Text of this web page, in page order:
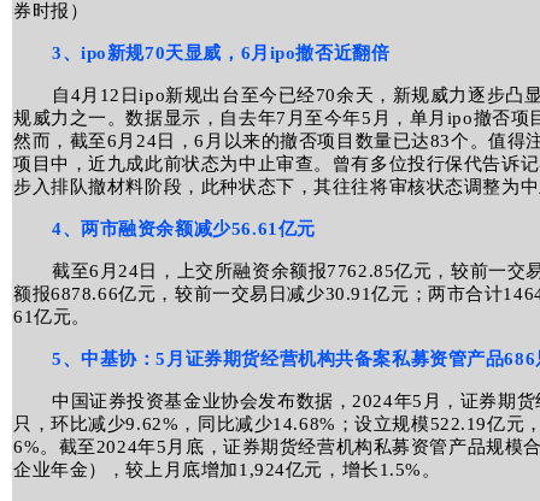
券时报）
3、ipo新规70天显威，6月ipo撤否近翻倍
自4月12日ipo新规出台至今已经70余天，新规威力逐步凸
规威力之一。数据显示，自去年7月至今年5月，单月ipo撤否项
然而，截至6月24日，6月以来的撤否项目数量已达83个。值得
项目中，近九成此前状态为中止审查。曾有多位投行保代告诉
步入排队撤材料阶段，此种状态下，其往往将审核状态调整为
4、两市融资余额减少56.61亿元
截至6月24日，上交所融资余额报7762.85亿元，较前一交
额报6878.66亿元，较前一交易日减少30.91亿元；两市合计
61亿元。
5、中基协：5月证券期货经营机构共备案私募资管产品686
中国证券投资基金业协会发布数据，2024年5月，证券期
只，环比减少9.62%，同比减少14.68%；设立规模522.19亿元
6%。截至2024年5月底，证券期货经营机构私募资管产品规模
企业年金），较上月底增加1,924亿元，增长1.5%。